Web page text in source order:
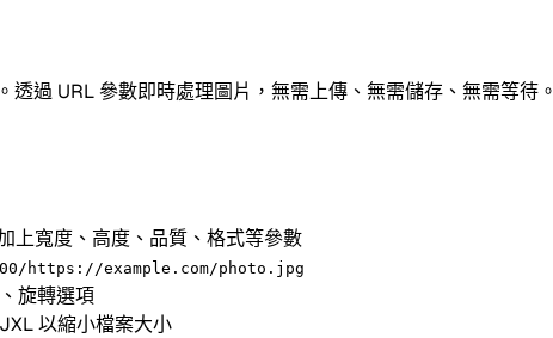
過 URL 參數即時處理圖片，無需上傳、無需儲存、無需等待。
上寬度、高度、品質、格式等參數
https://example.com/photo.jpg
旋轉選項
以縮小檔案大小